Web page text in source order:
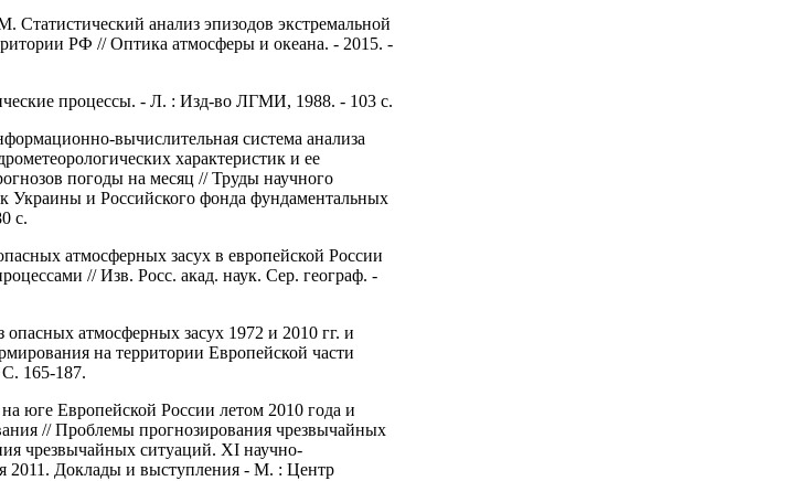
анализ эпизодов экстремальной
РФ // Оптика атмосферы и океана. - 2015. -
процессы. - Л. : Изд-во ЛГМИ, 1988. - 103 с.
вычислительная система анализа
характеристик и ее
погоды на месяц // Труды научного
Украины и Российского фонда фундаментальных
с.
атмосферных засух в европейской России
// Изв. Росс. акад. наук. Сер. географ. -
атмосферных засух 1972 и 2010 гг. и
на территории Европейской части
165-187.
юге Европейской России летом 2010 года и
// Проблемы прогнозирования чрезвычайных
чрезвычайных ситуаций. ХI научно-
2011. Доклады и выступления - М. : Центр